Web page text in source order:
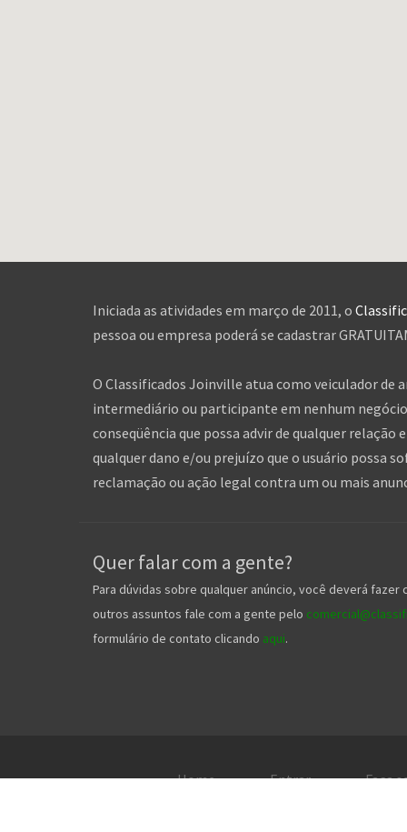
Iniciada as atividades em março de 2011, o
pessoa ou empresa poderá se cadastrar
O Classificados Joinville atua como veiculador de
intermediário ou participante em nenhum
conseqüência que possa advir de qualquer
qualquer dano e/ou prejuízo que o usuário possa
reclamação ou ação legal contra um ou mais
Quer falar com a gente?
Para dúvidas sobre qualquer anúncio, você deverá fazer
outros assuntos fale com a gente pelo
formulário de contato clicando aqui.
Home Entrar Faça